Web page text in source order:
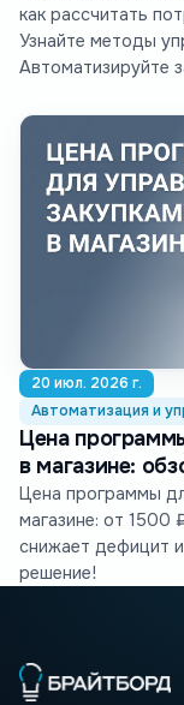
как рассчитать
Узнайте методы
Автоматизируйте
20 июл. 2026 г.
Автоматизация и
Цена
в магазине:
Цена программы
магазине: от 1500
снижает дефицит
решение!